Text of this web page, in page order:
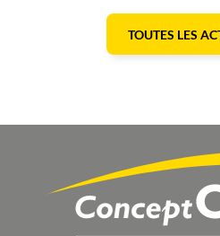
TOUTES LES